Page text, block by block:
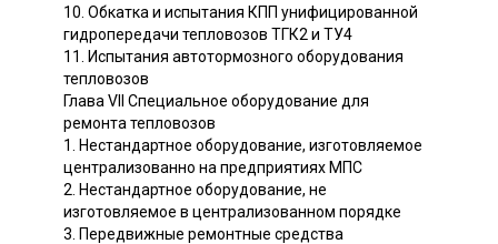
10. Обкатка и испытания КПП унифицированной
гидропередачи тепловозов ТГК2 и ТУ4
11. Испытания автотормозного оборудования
тепловозов
Глава VII Специальное оборудование для
ремонта тепловозов
1. Нестандартное оборудование, изготовляемое
централизованно на предприятиях МПС
2. Нестандартное оборудование, не
изготовляемое в централизованном порядке
3. Передвижные ремонтные средства